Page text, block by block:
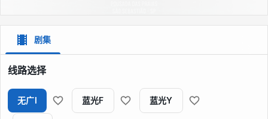
剧集
线路选择
无广I 蓝光F 蓝光Y